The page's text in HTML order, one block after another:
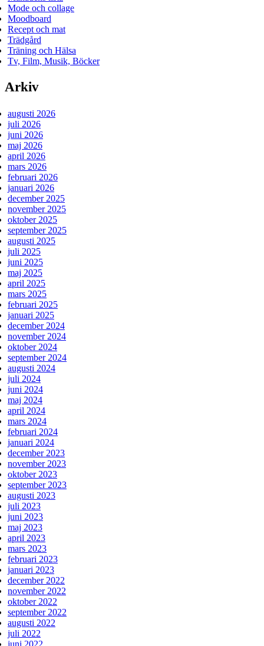
Mode och collage
Moodboard
Recept och mat
Trädgård
Träning och Hälsa
Tv, Film, Musik, Böcker
Arkiv
augusti 2026
juli 2026
juni 2026
maj 2026
april 2026
mars 2026
februari 2026
januari 2026
december 2025
november 2025
oktober 2025
september 2025
augusti 2025
juli 2025
juni 2025
maj 2025
april 2025
mars 2025
februari 2025
januari 2025
december 2024
november 2024
oktober 2024
september 2024
augusti 2024
juli 2024
juni 2024
maj 2024
april 2024
mars 2024
februari 2024
januari 2024
december 2023
november 2023
oktober 2023
september 2023
augusti 2023
juli 2023
juni 2023
maj 2023
april 2023
mars 2023
februari 2023
januari 2023
december 2022
november 2022
oktober 2022
september 2022
augusti 2022
juli 2022
juni 2022